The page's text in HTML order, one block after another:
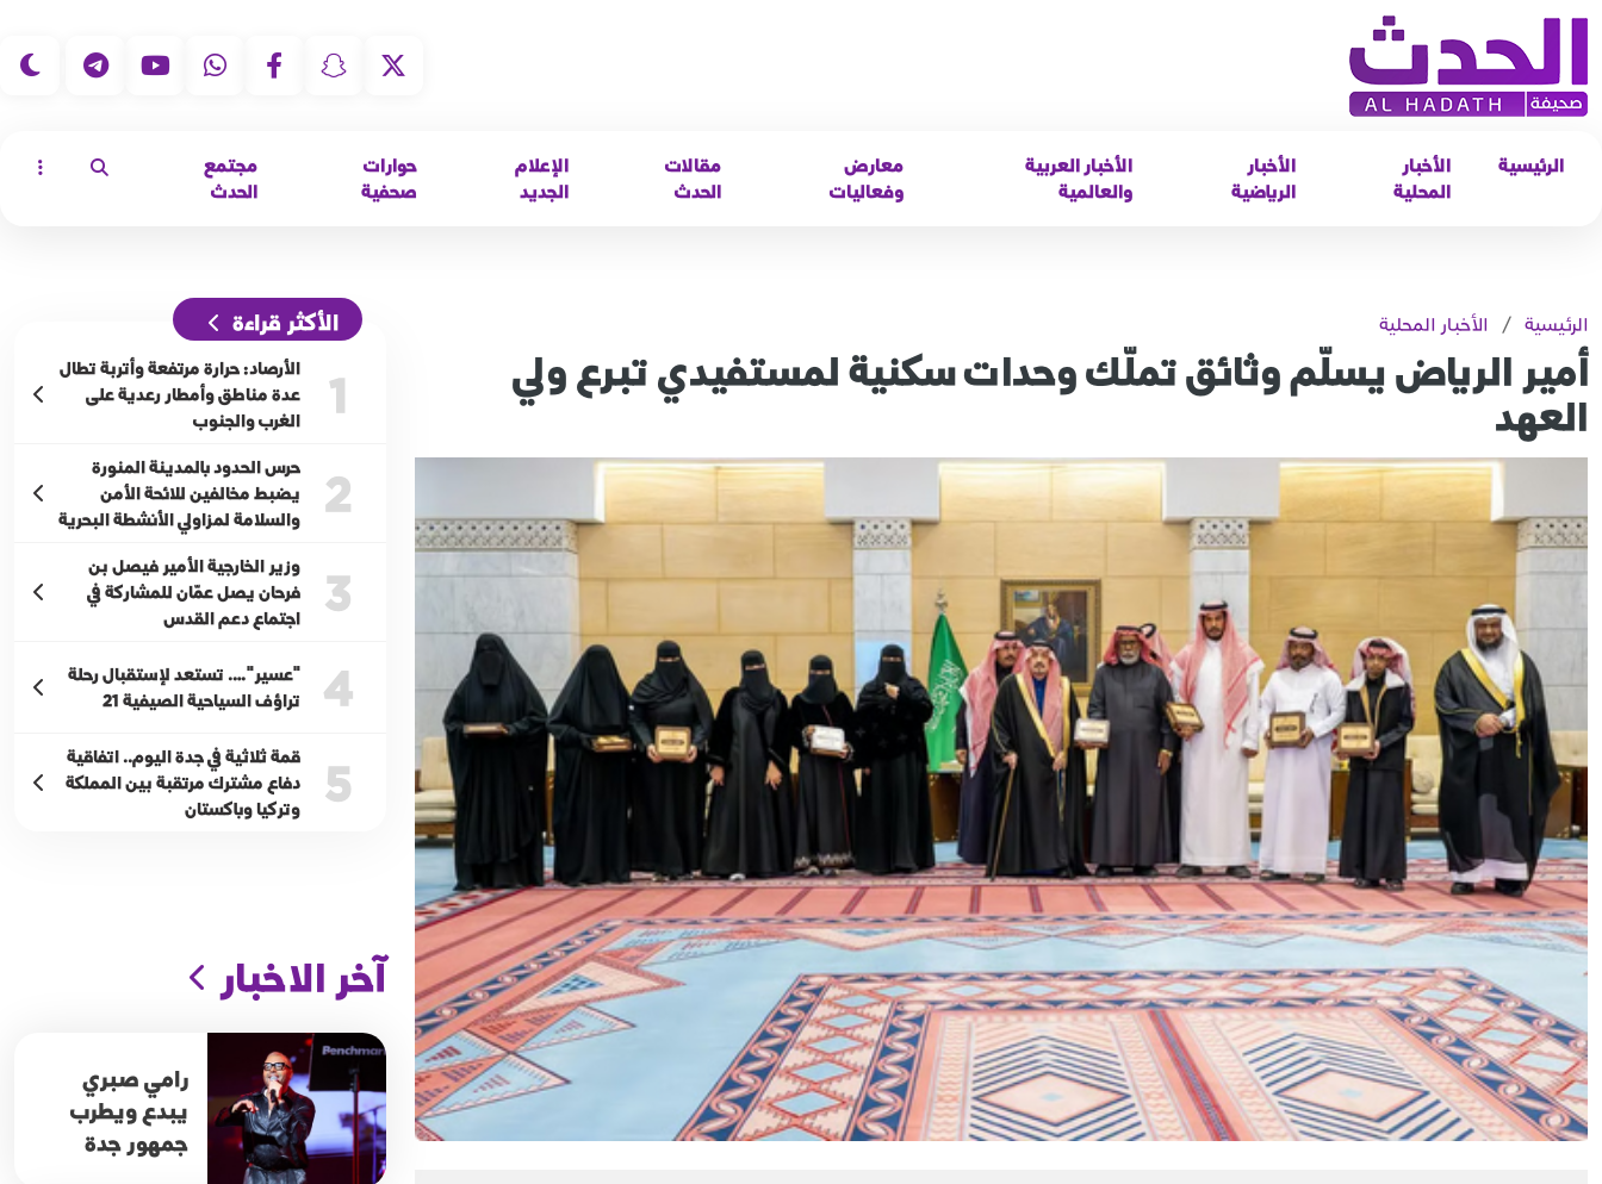
الرئيسية
الأخبار
المحلية
الأخبار
الرياضية
الأخبار العربية
والعالمية
معارض
وفعاليات
مقالات
الحدث
الإعلام
الجديد
حوارات
صحفية
مجتمع
الحدث
الرئيسية / الأخبار المحلية
أمير الرياض يسلّم وثائق تملّك وحدات سكنية لمستفيدي تبرع ولي
العهد
الأكثر قراءة
1
الأرصاد: حرارة مرتفعة وأتربة تطال
عدة مناطق وأمطار رعدية على
الغرب والجنوب
2
حرس الحدود بالمدينة المنورة
يضبط مخالفين للائحة الأمن
والسلامة لمزاولي الأنشطة البحرية
3
وزير الخارجية الأمير فيصل بن
فرحان يصل عمّان للمشاركة في
اجتماع دعم القدس
4
"عسير"…. تستعد لإستقبال رحلة
تراؤف السياحية الصيفية 21
5
قمة ثلاثية في جدة اليوم.. اتفاقية
دفاع مشترك مرتقبة بين المملكة
وتركيا وباكستان
آخر الاخبار
رامي صبري
يبدع ويطرب
جمهور جدة